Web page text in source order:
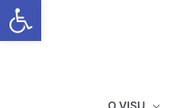
Open toolbar
Skip
to
content
O VISU